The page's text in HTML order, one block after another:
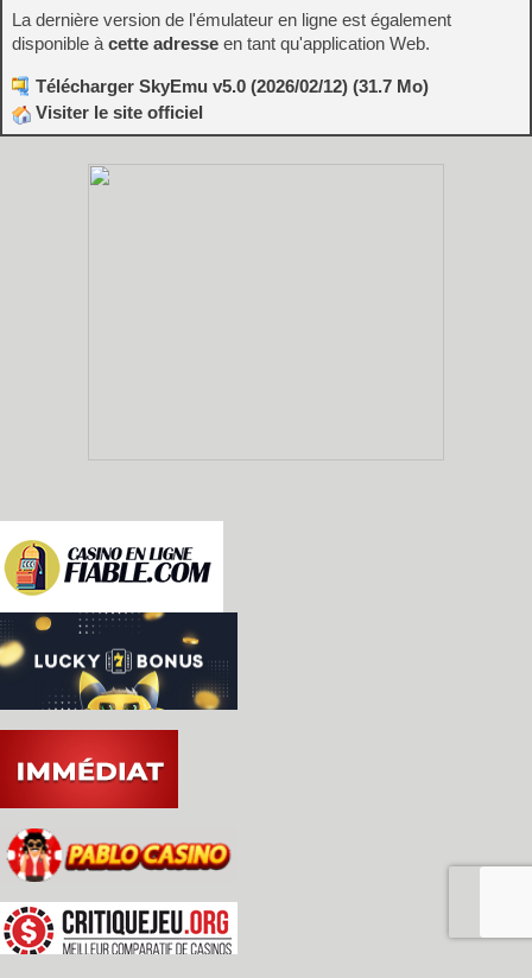
La dernière version de l'émulateur en ligne est également
disponible àcette adresse en tant qu'application Web.
Télécharger SkyEmu v5.0 (2026/02/12) (31.7 Mo)
Visiter le site officiel